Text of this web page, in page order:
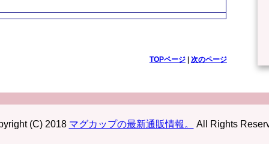
TOPページ| 次のページ
(C) 2018 マグカップの最新通販情報。 All Rights